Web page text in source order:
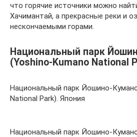
что горячие источники можно
Хачимантай, а прекрасные реки и
нескончаемыми горами.
Национальный парк
(Yoshino-Kumano National
Национальный парк Йошино-
National Park). Япония
Национальный парк Йошино-